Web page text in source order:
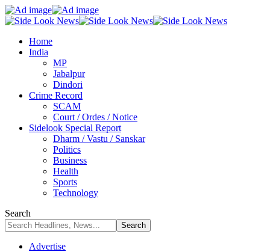
Home
India
MP
Jabalpur
Dindori
Crime Record
SCAM
Court / Ordes / Notice
Sidelook Special Report
Dharm / Vastu / Sanskar
Politics
Business
Health
Sports
Technology
Search
Advertise